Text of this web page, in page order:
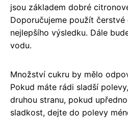
jsou základem dobré
Doporučujeme použít
nejlepšího výsledku. Dále
vodu.
Množství cukru by mělo
Pokud máte rádi sladší
druhou stranu, pokud
sladkost, dejte do polevy